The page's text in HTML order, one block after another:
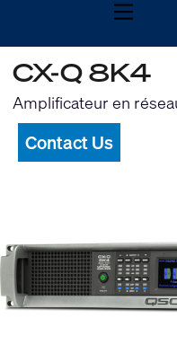
MENU
QSYS.com (English)
India (English)
Español
Français
日本語
CX-Q 8K4
Amplificateur en
Contact Us